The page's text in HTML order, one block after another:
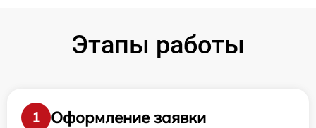
Этапы работы
1
Оформление заявки